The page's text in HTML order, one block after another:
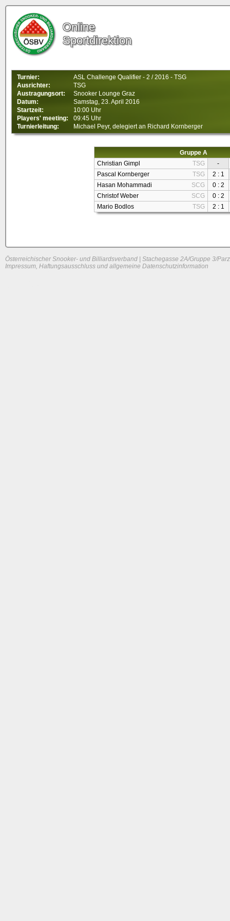
Online
Sportdirektion
Turnier:
ASL Challenge Qualifier - 2 / 2016 - TSG
Ausrichter:
TSG
Austragungsort:
Snooker Lounge Graz
Datum:
Samstag, 23. April 2016
Startzeit:
10:00 Uhr
Players' meeting:
09:45 Uhr
Turnierleitung:
Michael Peyr, delegiert an Richard Kornberger
Gruppe A
Christian Gimpl
TSG
-
Pascal Kornberger
TSG
2 : 1
Hasan Mohammadi
SCG
0 : 2
Christof Weber
SCG
0 : 2
Mario Bodlos
TSG 2 : 1
Österreichischer Snooker- und Billiardsverband | Stachegasse 2A/Gruppe 3/
Impressum, Haftungsausschluss und allgemeine Datenschutzinformation